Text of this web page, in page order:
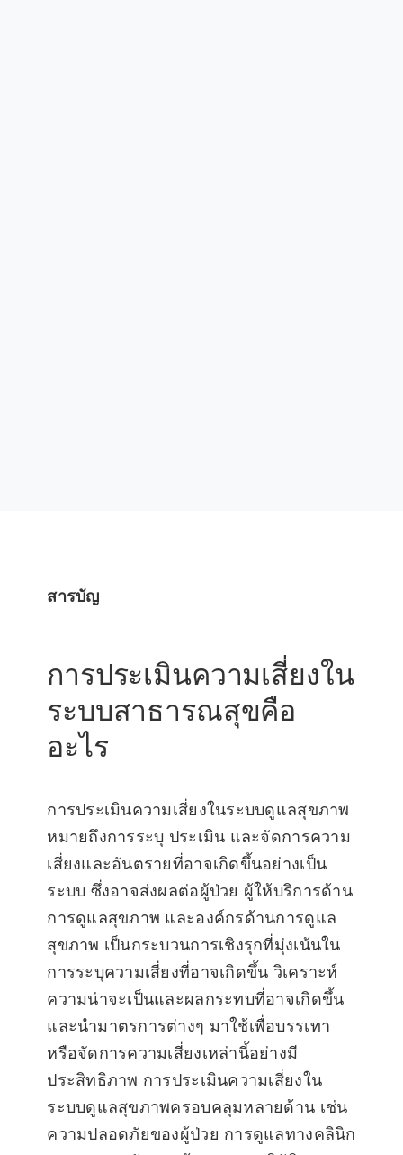
สารบัญ
การประเมินความเสี่ยงใน
ระบบสาธารณสุขคือ
อะไร
การประเมินความเสี่ยงในระบบดูแลสุขภาพ
หมายถึงการระบุ ประเมิน และจัดการความ
เสี่ยงและอันตรายที่อาจเกิดขึ้นอย่างเป็น
ระบบ ซึ่งอาจส่งผลต่อผู้ป่วย ผู้ให้บริการด้าน
การดูแลสุขภาพ และองค์กรด้านการดูแล
สุขภาพ เป็นกระบวนการเชิงรุกที่มุ่งเน้นใน
การระบุความเสี่ยงที่อาจเกิดขึ้น วิเคราะห์
ความน่าจะเป็นและผลกระทบที่อาจเกิดขึ้น
และนำมาตรการต่างๆ มาใช้เพื่อบรรเทา
หรือจัดการความเสี่ยงเหล่านี้อย่างมี
ประสิทธิภาพ การประเมินความเสี่ยงใน
ระบบดูแลสุขภาพครอบคลุมหลายด้าน เช่น
ความปลอดภัยของผู้ป่วย การดูแลทางคลินิก